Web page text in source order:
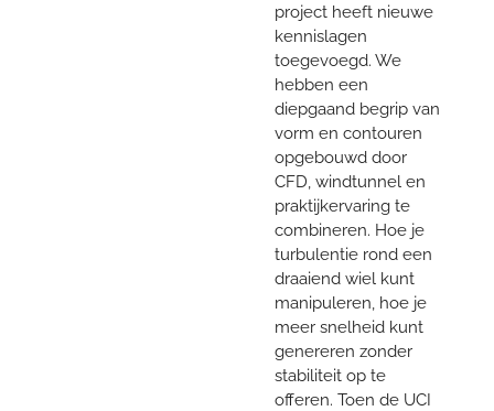
project heeft nieuwe
kennislagen
toegevoegd. We
hebben een
diepgaand begrip van
vorm en contouren
opgebouwd door
CFD, windtunnel en
praktijkervaring te
combineren. Hoe je
turbulentie rond een
draaiend wiel kunt
manipuleren, hoe je
meer snelheid kunt
genereren zonder
stabiliteit op te
offeren. Toen de UCI